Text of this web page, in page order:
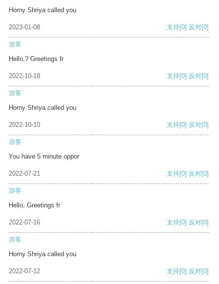
Horny Shriya called you
2023-01-08 支持[0] 反对[0]
游客
Hello,? Greetings fr
2022-10-18 支持[0] 反对[0]
游客
Horny Shriya called you
2022-10-10 支持[0] 反对[0]
游客
You have 5 minute oppor
2022-07-21 支持[0] 反对[0]
游客
Hello, Greetings fr
2022-07-16 支持[0] 反对[0]
游客
Horny Shriya called you
2022-07-12 支持[0] 反对[0]